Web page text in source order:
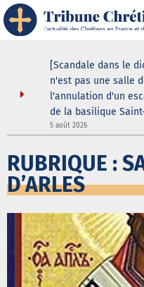
[Scandale dans le
n'est pas une salle
l'annulation d'un
de la basilique
5 août 2026
RUBRIQUE :
D’ARLES